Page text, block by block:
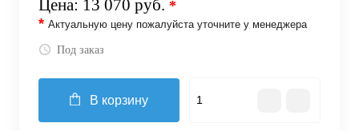
Цена: 13 070 руб. *
* Актуальную цену пожалуйста уточните у менеджера
Под заказ
В корзину